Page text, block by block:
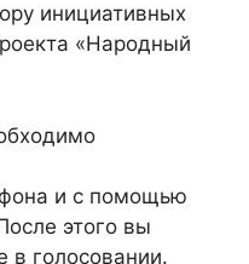
инициативных
«Народный
и с помощью
этого вы
в голосовании.